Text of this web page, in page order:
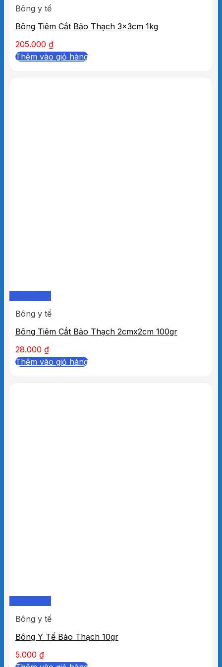
Bông y tế
Bông Tiêm Cắt Bảo Thạch 3x3cm 1kg
205.000 ₫
Thêm vào giỏ hàng
Bông y tế
Bông Tiêm Cắt Bảo Thạch 2cmx2cm 100gr
28.000 ₫
Thêm vào giỏ hàng
Bông y tế
Bông Y Tế Bảo Thạch 10gr
5.000 ₫